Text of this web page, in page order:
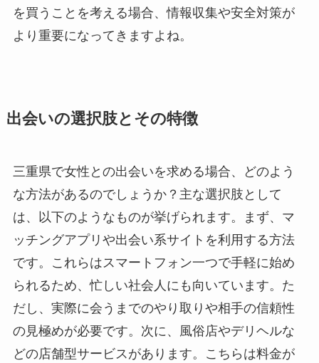
を買うことを考える場合、情報収集や安全対策が
より重要になってきますよね。
出会いの選択肢とその特徴
三重県で女性との出会いを求める場合、どのよう
な方法があるのでしょうか？主な選択肢として
は、以下のようなものが挙げられます。まず、マ
ッチングアプリや出会い系サイトを利用する方法
です。これらはスマートフォン一つで手軽に始め
られるため、忙しい社会人にも向いています。た
だし、実際に会うまでのやり取りや相手の信頼性
の見極めが必要です。次に、風俗店やデリヘルな
どの店舗型サービスがあります。こちらは料金が